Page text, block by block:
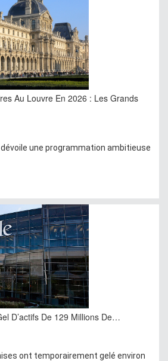
Au Louvre En 2026 : Les Grands
dévoile une programmation ambitieuse
D’actifs De 129 Millions De…
ont temporairement gelé environ